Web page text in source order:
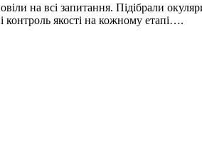
на всі запитання. Підібрали
контроль якості на кожному етапі….